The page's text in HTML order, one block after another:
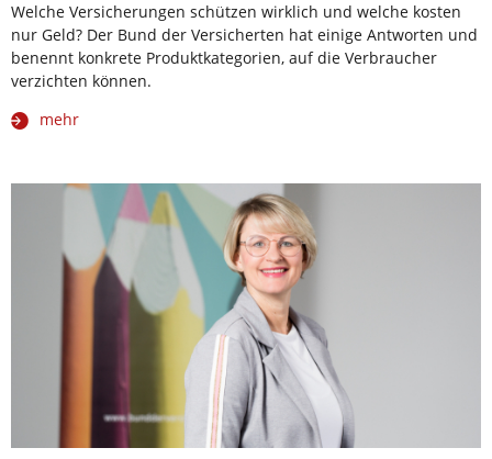
Welche Versicherungen schützen wirklich und welche kosten
nur Geld? Der Bund der Versicherten hat einige Antworten und
benennt konkrete Produktkategorien, auf die Verbraucher
verzichten können.
mehr